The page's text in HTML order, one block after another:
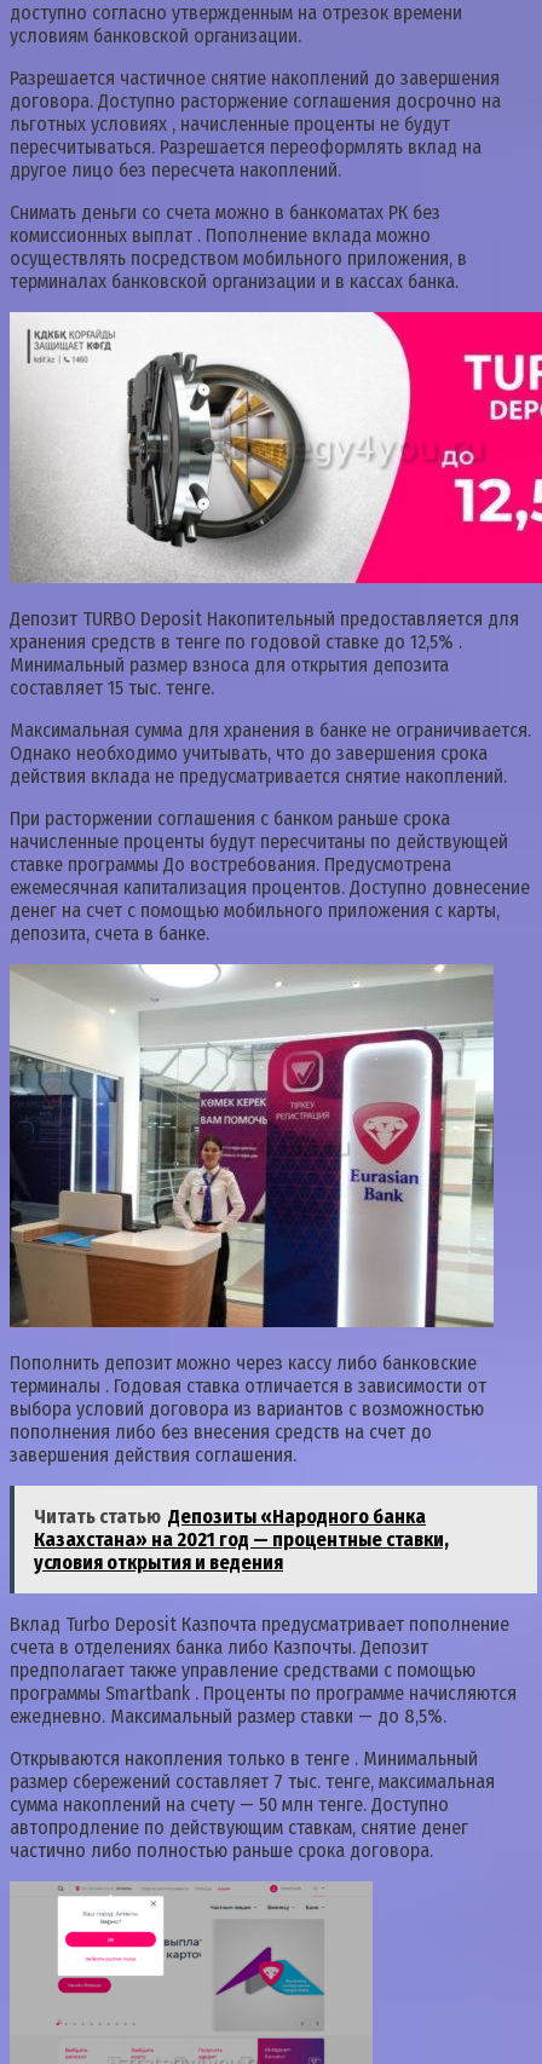
доступно согласно утвержденным на отрезок времени
условиям банковской организации.
Разрешается частичное снятие накоплений до завершения
договора. Доступно расторжение соглашения досрочно на
льготных условиях , начисленные проценты не будут
пересчитываться. Разрешается переоформлять вклад на
другое лицо без пересчета накоплений.
Снимать деньги со счета можно в банкоматах РК без
комиссионных выплат . Пополнение вклада можно
осуществлять посредством мобильного приложения, в
терминалах банковской организации и в кассах банка.
Депозит TURBO Deposit Накопительный предоставляется для
хранения средств в тенге по годовой ставке до 12,5% .
Минимальный размер взноса для открытия депозита
составляет 15 тыс. тенге.
Максимальная сумма для хранения в банке не ограничивается.
Однако необходимо учитывать, что до завершения срока
действия вклада не предусматривается снятие накоплений.
При расторжении соглашения с банком раньше срока
начисленные проценты будут пересчитаны по действующей
ставке программы До востребования. Предусмотрена
ежемесячная капитализация процентов. Доступно довнесение
денег на счет с помощью мобильного приложения с карты,
депозита, счета в банке.
Пополнить депозит можно через кассу либо банковские
терминалы . Годовая ставка отличается в зависимости от
выбора условий договора из вариантов с возможностью
пополнения либо без внесения средств на счет до
завершения действия соглашения.
Читать статью Депозиты «Народного банка
Казахстана» на 2021 год — процентные ставки,
условия открытия и ведения
Вклад Turbo Deposit Казпочта предусматривает пополнение
счета в отделениях банка либо Казпочты. Депозит
предполагает также управление средствами с помощью
программы Smartbank . Проценты по программе начисляются
ежедневно. Максимальный размер ставки — до 8,5%.
Открываются накопления только в тенге . Минимальный
размер сбережений составляет 7 тыс. тенге, максимальная
сумма накоплений на счету — 50 млн тенге. Доступно
автопродление по действующим ставкам, снятие денег
частично либо полностью раньше срока договора.